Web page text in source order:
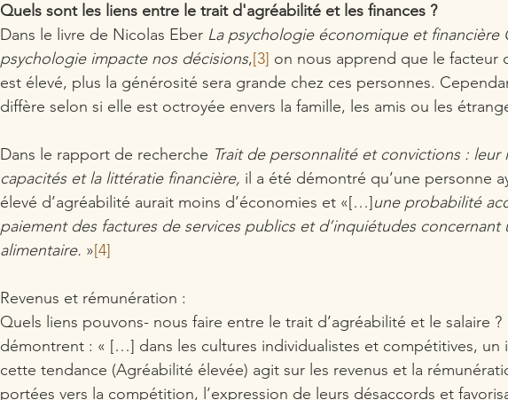
Quels sont les liens entre le trait d'agréabilité et les finances ?
Dans le livre de Nicolas Eber La psychologie économique et financière
psychologie impacte nos décisions,[3] on nous apprend que le facteur
est élevé, plus la générosité sera grande chez ces personnes.
diffère selon si elle est octroyée envers la famille, les amis ou les
Dans le rapport de recherche Trait de personnalité et convictions : leur
capacités et la littératie financière, il a été démontré qu’une personne
élevé d’agréabilité aurait moins d’économies et «[…]une probabilité
paiement des factures de services publics et d’inquiétudes concernant
alimentaire. »[4]
Revenus et rémunération :
Quels liens pouvons- nous faire entre le trait d’agréabilité et le salaire ?
démontrent : « […] dans les cultures individualistes et compétitives, un
cette tendance (Agréabilité élevée) agit sur les revenus et la
portées vers la compétition, l’expression de leurs désaccords et